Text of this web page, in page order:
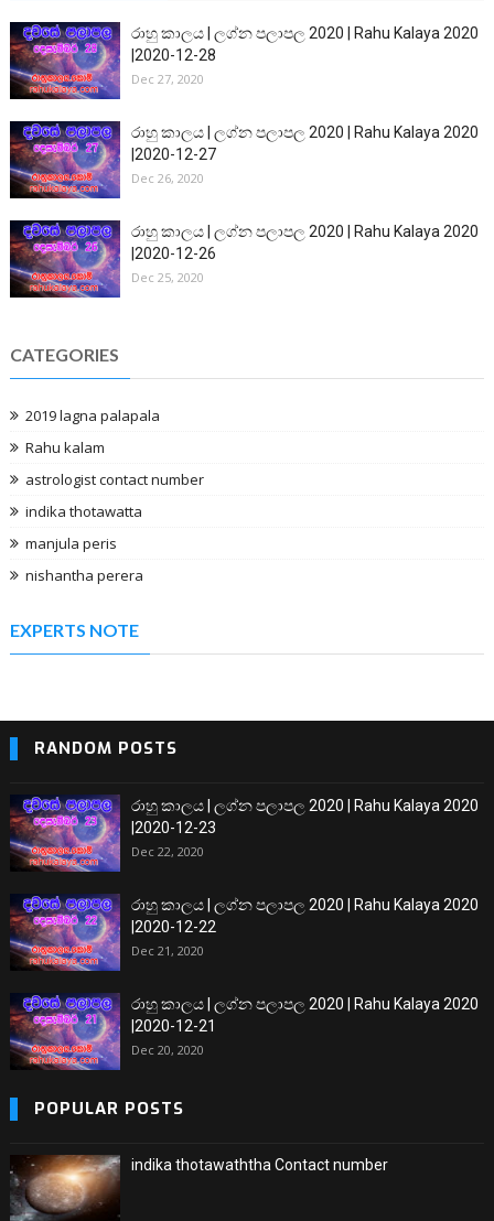
රාහු කාලය | ලග්න පලාපල 2020 | Rahu Kalaya 2020
|2020-12-28
Dec 27, 2020
රාහු කාලය | ලග්න පලාපල 2020 | Rahu Kalaya 2020
|2020-12-27
Dec 26, 2020
රාහු කාලය | ලග්න පලාපල 2020 | Rahu Kalaya 2020
|2020-12-26
Dec 25, 2020
CATEGORIES
2019 lagna palapala
Rahu kalam
astrologist contact number
indika thotawatta
manjula peris
nishantha perera
EXPERTS NOTE
RANDOM POSTS
රාහු කාලය | ලග්න පලාපල 2020 | Rahu Kalaya 2020
|2020-12-23
Dec 22, 2020
රාහු කාලය | ලග්න පලාපල 2020 | Rahu Kalaya 2020
|2020-12-22
Dec 21, 2020
රාහු කාලය | ලග්න පලාපල 2020 | Rahu Kalaya 2020
|2020-12-21
Dec 20, 2020
POPULAR POSTS
indika thotawaththa Contact number